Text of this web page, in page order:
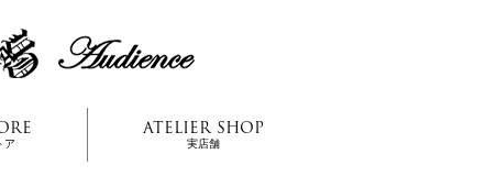
ア
ATELIER SHOP
実店舗